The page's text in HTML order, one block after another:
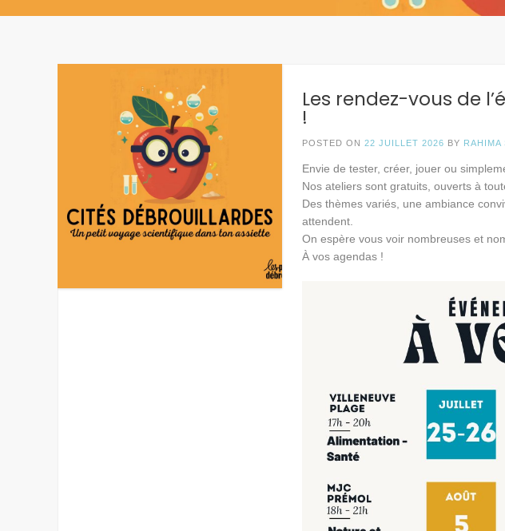
Les rendez-vous de
!
POSTED ON22 JUILLET 2026 BY RAHIMA
Envie de tester, créer, jouer ou
Nos ateliers sont gratuits, ouverts à
Des thèmes variés, une ambiance
attendent.
On espère vous voir nombreuses et
À vos agendas !